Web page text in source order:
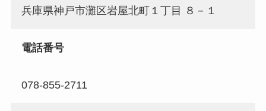
兵庫県神戸市灘区岩屋北町１丁目 ８－１
電話番号
078-855-2711